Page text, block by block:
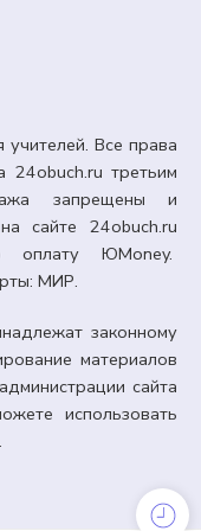
Все права
третьим
запрещены и
сайте 24obuch.ru
оплату ЮMoney.
МИР.
законному
материалов
сайта
использовать